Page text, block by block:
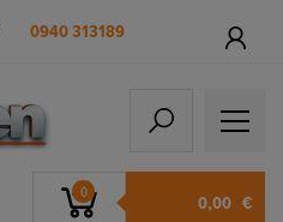
0940 313189
0 0,00 €